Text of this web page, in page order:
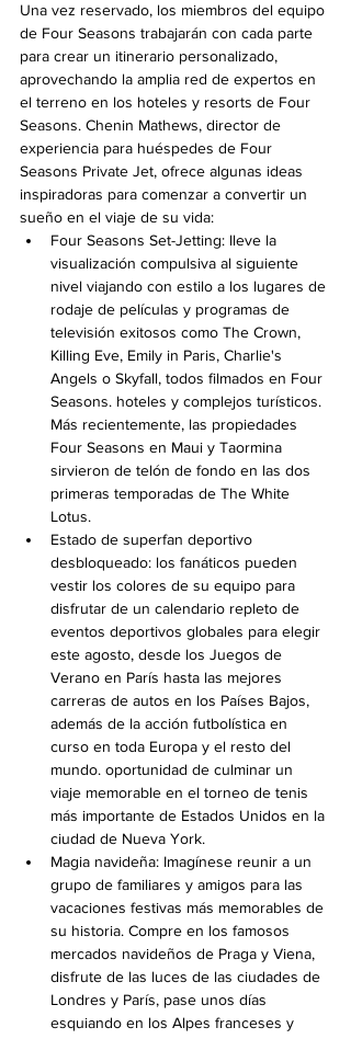
Una vez reservado, los miembros del equipo
de Four Seasons trabajarán con cada parte
para crear un itinerario personalizado,
aprovechando la amplia red de expertos en
el terreno en los hoteles y resorts de Four
Seasons. Chenin Mathews, director de
experiencia para huéspedes de Four
Seasons Private Jet, ofrece algunas ideas
inspiradoras para comenzar a convertir un
sueño en el viaje de su vida:
Four Seasons Set-Jetting: lleve la
visualización compulsiva al siguiente
nivel viajando con estilo a los lugares de
rodaje de películas y programas de
televisión exitosos como The Crown,
Killing Eve, Emily in Paris, Charlie's
Angels o Skyfall, todos filmados en Four
Seasons. hoteles y complejos turísticos.
Más recientemente, las propiedades
Four Seasons en Maui y Taormina
sirvieron de telón de fondo en las dos
primeras temporadas de The White
Lotus.
Estado de superfan deportivo
desbloqueado: los fanáticos pueden
vestir los colores de su equipo para
disfrutar de un calendario repleto de
eventos deportivos globales para elegir
este agosto, desde los Juegos de
Verano en París hasta las mejores
carreras de autos en los Países Bajos,
además de la acción futbolística en
curso en toda Europa y el resto del
mundo. oportunidad de culminar un
viaje memorable en el torneo de tenis
más importante de Estados Unidos en la
ciudad de Nueva York.
Magia navideña: Imagínese reunir a un
grupo de familiares y amigos para las
vacaciones festivas más memorables de
su historia. Compre en los famosos
mercados navideños de Praga y Viena,
disfrute de las luces de las ciudades de
Londres y París, pase unos días
esquiando en los Alpes franceses y